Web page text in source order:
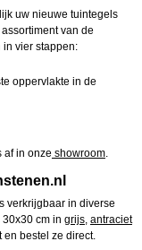
uw nieuwe tuintegels
van de
in vier stappen:
oppervlakte in de
af in onze showroom.
verkrijgbaar in diverse
cm in grijs, antraciet
en bestel ze direct.